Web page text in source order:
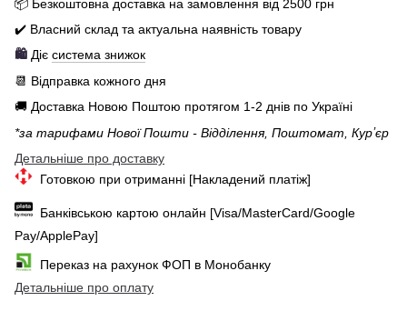
📦 Безкоштовна доставка на замовлення від 2500 грн
✔️ Власний склад та актуальна наявність товару
🛍️ Діє система знижок
📆 Відправка кожного дня
🚚 Доставка Новою Поштою протягом 1-2 днів по Україні
*за тарифами Нової Пошти - Відділення, Поштомат, Курʼєр
Детальніше про доставку
Готовкою при отриманні [Накладений платіж]
Банківською картою онлайн [Visa/MasterCard/Google
Pay/ApplePay]
Переказ на рахунок ФОП в Монобанку
Детальніше про оплату